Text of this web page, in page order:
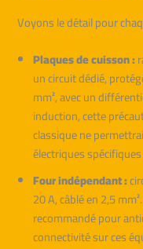
Voyons le détail pour
Plaques de cuisson :
un circuit dédié,
mm², avec un
induction, cette
classique ne
électriques
Four indépendant :
20 A, câblé en 2,5
recommandé pour
connectivité sur ces